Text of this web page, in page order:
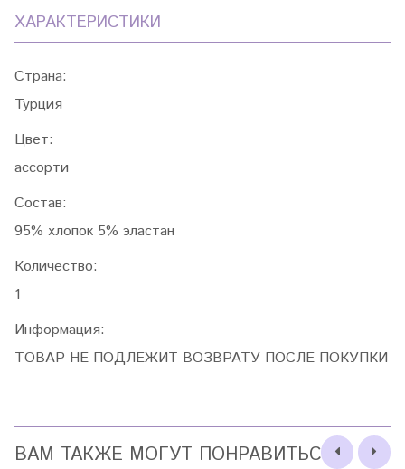
ХАРАКТЕРИСТИКИ
Страна:
Турция
Цвет:
ассорти
Состав:
95% хлопок 5% эластан
Количество:
1
Информация:
ТОВАР НЕ ПОДЛЕЖИТ ВОЗВРАТУ ПОСЛЕ ПОКУПКИ
ВАМ ТАКЖЕ МОГУТ ПОНРАВИТЬСЯ